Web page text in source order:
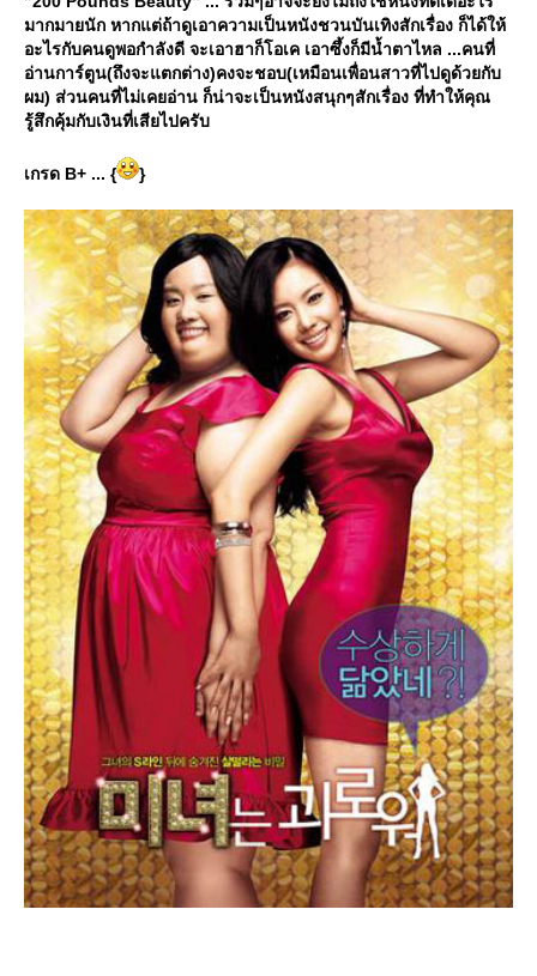
มากมายนัก หากแต่ถ้าดูเอาความเป็นหนังชวนบันเทิงสักเรื่อง ก็ได้ให้
อะไรกับคนดูพอกำลังดี จะเอาฮาก็โอเค เอาซึ้งก็มีน้ำตาไหล ...คนที่
อ่านการ์ตูน(ถึงจะแตกต่าง)คงจะชอบ(เหมือนเพื่อนสาวที่ไปดูด้วยกับ
ผม) ส่วนคนที่ไม่เคยอ่าน ก็น่าจะเป็นหนังสนุกๆสักเรื่อง ที่ทำให้คุณ
รู้สึกคุ้มกับเงินที่เสียไปครับ
เกรด B+ ... { }